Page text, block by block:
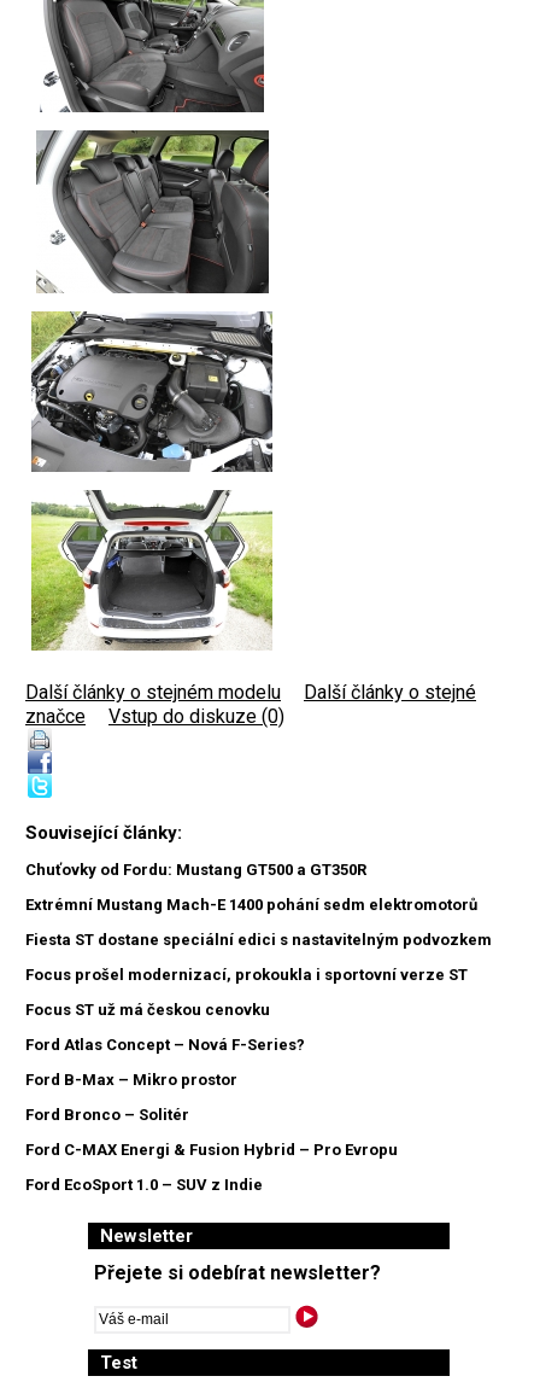
Další články o stejném modelu
Další články o stejné
značce
Vstup do diskuze (0)
Související články:
Chuťovky od Fordu: Mustang GT500 a GT350R
Extrémní Mustang Mach-E 1400 pohání sedm elektromotorů
Fiesta ST dostane speciální edici s nastavitelným podvozkem
Focus prošel modernizací, prokoukla i sportovní verze ST
Focus ST už má českou cenovku
Ford Atlas Concept – Nová F-Series?
Ford B-Max – Mikro prostor
Ford Bronco – Solitér
Ford C-MAX Energi & Fusion Hybrid – Pro Evropu
Ford EcoSport 1.0 – SUV z Indie
Newsletter
Přejete si odebírat newsletter?
Test